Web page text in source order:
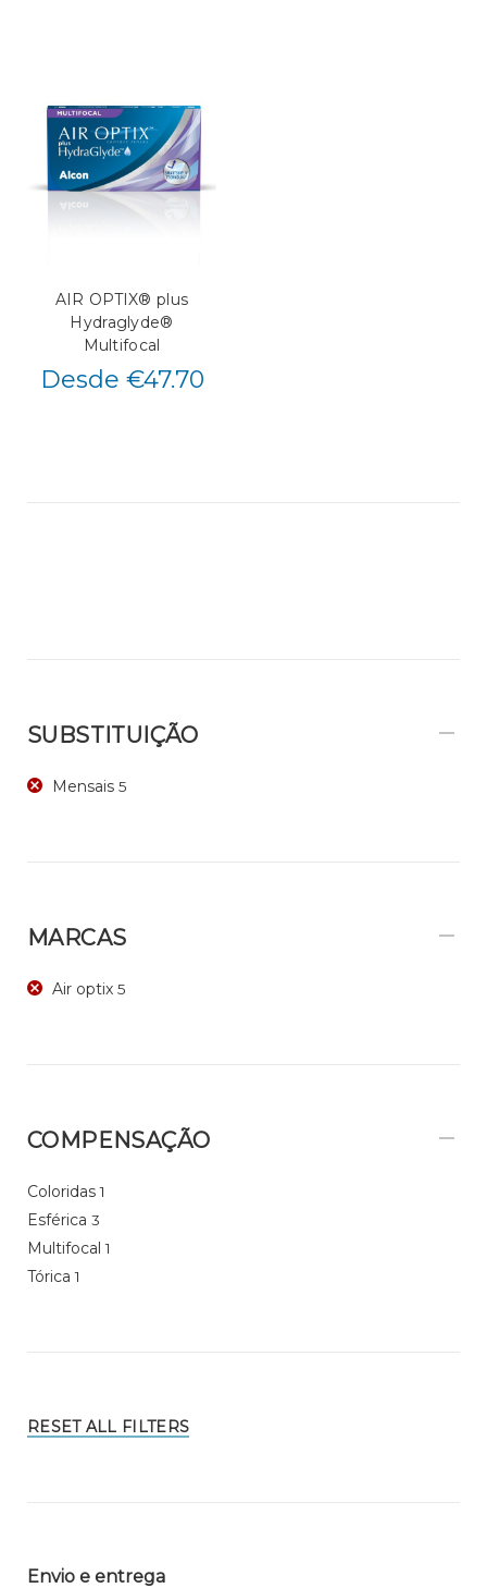
AIR OPTIX® plus
Hydraglyde®
Multifocal
Desde €47.70
SUBSTITUIÇÃO
Mensais 5
MARCAS
Air optix 5
COMPENSAÇÃO
Coloridas 1
Esférica 3
Multifocal 1
Tórica 1
RESET ALL FILTERS
Envio e entrega